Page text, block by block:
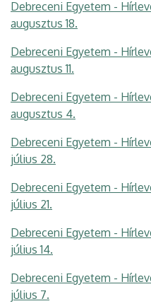
Debreceni Egyetem -
augusztus 18.
Debreceni Egyetem -
augusztus 11.
Debreceni Egyetem -
augusztus 4.
Debreceni Egyetem -
július 28.
Debreceni Egyetem -
július 21.
Debreceni Egyetem -
július 14.
Debreceni Egyetem -
július 7.